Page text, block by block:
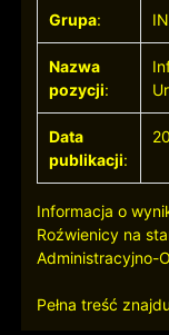
Grupa:
Nazwa
pozycji:
Data
publikacji:
Informacja o
Roźwienicy na
Administracyjno-
Pełna treść